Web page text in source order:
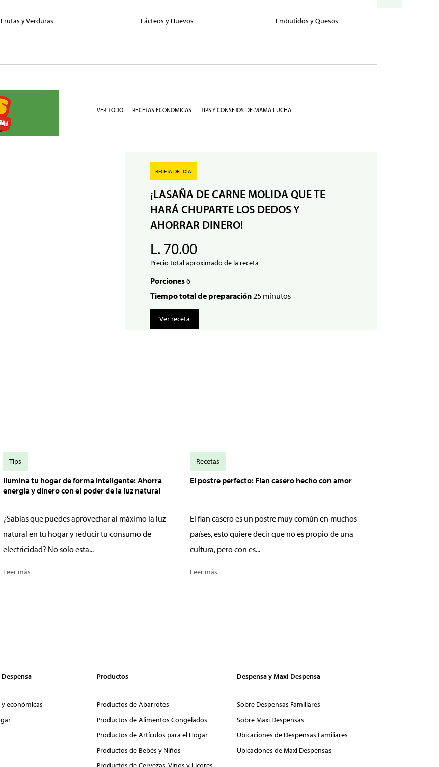
Frutas y Verduras Lácteos y Huevos Embutidos y Quesos
VER TODO RECETAS ECONÓMICAS TIPS Y CONSEJOS DE MAMÁ LUCHA
RECETA DEL DÍA
¡LASAÑA DE CARNE MOLIDA QUE TE
HARÁ CHUPARTE LOS DEDOS Y
AHORRAR DINERO!
L. 70.00
Precio total aproximado de la receta
Porciones6
Tiempo total de preparación 25 minutos
Ver receta
Ilumina tu hogar de forma inteligente: Ahorra
energía y dinero con el poder de la luz natural
¿Sabías que puedes aprovechar al máximo la luz
natural en tu hogar y reducir tu consumo de
electricidad? No solo esta...
Leer más
Tips
El postre perfecto: Flan casero hecho con amor
El flan casero es un postre muy común en muchos
países, esto quiere decir que no es propio de una
cultura, pero con es...
Leer más
Recetas
y económicas
Productos
Productos de Abarrotes
Productos de Alimentos Congelados
Productos de Artículos para el Hogar
Productos de Bebés y Niños
Despensa y Maxi Despensa
Sobre Despensas Familiares
Sobre Maxi Despensas
Ubicaciones de Despensas Familiares
Ubicaciones de Maxi Despensas